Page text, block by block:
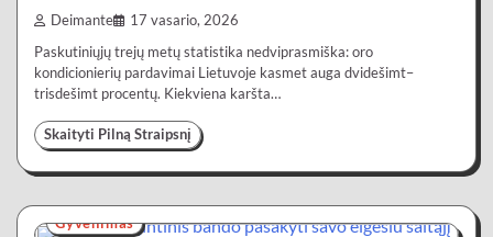
Deimante 17 vasario, 2026
Paskutiniųjų trejų metų statistika nedviprasmiška: oro
kondicionierių pardavimai Lietuvoje kasmet auga dvidešimt–
trisdešimt procentų. Kiekviena karšta…
Skaityti Pilną Straipsnį
Gyvenimas